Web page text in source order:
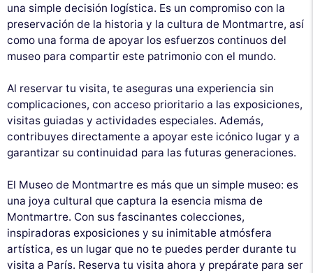
una simple decisión logística. Es un compromiso con la
preservación de la historia y la cultura de Montmartre, así
como una forma de apoyar los esfuerzos continuos del
museo para compartir este patrimonio con el mundo.
Al reservar tu visita, te aseguras una experiencia sin
complicaciones, con acceso prioritario a las exposiciones,
visitas guiadas y actividades especiales. Además,
contribuyes directamente a apoyar este icónico lugar y a
garantizar su continuidad para las futuras generaciones.
El Museo de Montmartre es más que un simple museo: es
una joya cultural que captura la esencia misma de
Montmartre. Con sus fascinantes colecciones,
inspiradoras exposiciones y su inimitable atmósfera
artística, es un lugar que no te puedes perder durante tu
visita a París. Reserva tu visita ahora y prepárate para ser